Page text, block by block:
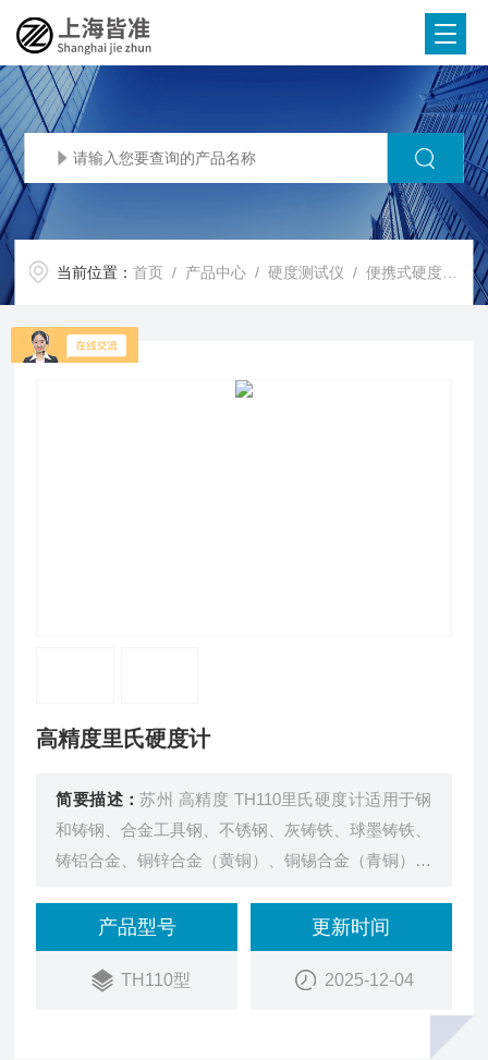
当前位置：首页 / 产品中心 /硬度测试仪 /便携式硬度计 /
高精度里氏硬度计
简要描述：苏州 高精度 TH110里氏硬度计适用于钢
和铸钢、合金工具钢、不锈钢、灰铸铁、球墨铸铁、
铸铝合金、铜锌合金（黄铜）、铜锡合金（青铜）、
产品型号
TH110型
更新时间
2025-12-04